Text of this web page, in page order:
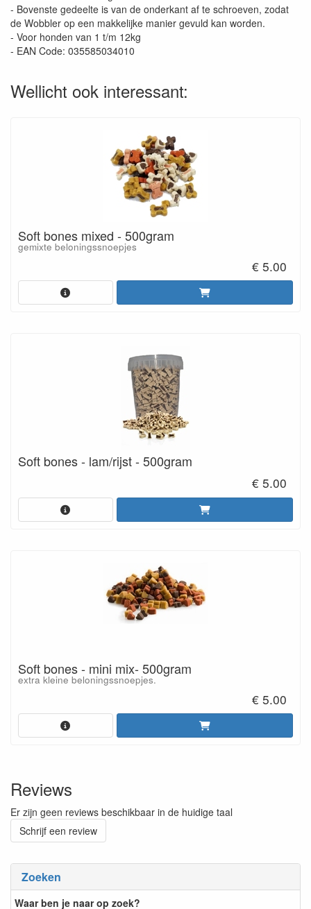
Zoeken
Waar ben je naar op zoek?
- Bovenste gedeelte is van de onderkant af te schroeven, zodat
de Wobbler op een makkelijke manier gevuld kan worden.
- Voor honden van 1 t/m 12kg
- EAN Code: 035585034010
Wellicht ook interessant:
Soft bones mixed - 500gram
gemixte beloningssnoepjes
€ 5.00
Soft bones - lam/rijst - 500gram
€ 5.00
Soft bones - mini mix- 500gram
extra kleine beloningssnoepjes.
€ 5.00
Reviews
Er zijn geen reviews beschikbaar in de huidige taal
Schrijf een review